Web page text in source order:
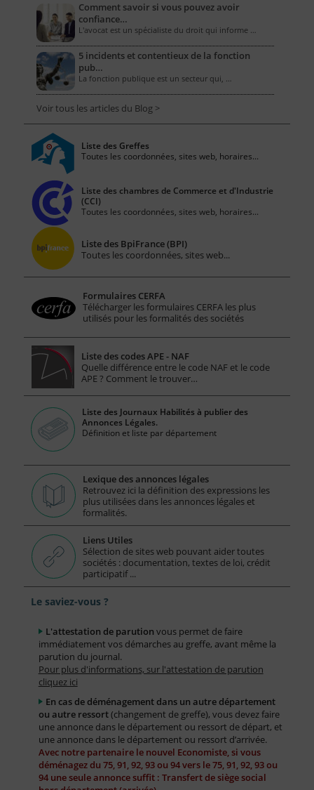
Comment savoir si vous pouvez avoir
confiance…
L'avocat est un spécialiste du droit qui informe …
5 incidents et contentieux de la fonction
pub…
La fonction publique est un secteur qui, …
Voir tous les articles du Blog >
Liste des Greffes
Toutes les coordonnées, sites web, horaires...
Liste des chambres de Commerce et d'Industrie
(CCI)
Toutes les coordonnées, sites web, horaires...
Liste des BpiFrance (BPI)
Toutes les coordonnées, sites web...
Formulaires CERFA
Télécharger les formulaires CERFA les plus
utilisés pour les formalités des sociétés
Liste des codes APE - NAF
Quelle différence entre le code NAF et le code
APE ? Comment le trouver…
Liste des Journaux Habilités à publier des
Annonces Légales.
Définition et liste par département
Lexique des annonces légales
Retrouvez ici la définition des expressions les
plus utilisées dans les annonces légales et
formalités.
Liens Utiles
Sélection de sites web pouvant aider toutes
sociétés : documentation, textes de loi, crédit
participatif ...
Le saviez-vous ?
L'attestation de parution vous permet de faire
immédiatement vos démarches au greffe, avant même la
parution du journal.
Pour plus d'informations, sur l'attestation de parution
cliquez ici
En cas de déménagement dans un autre département
ou autre ressort(changement de greffe), vous devez faire
une annonce dans le département ou ressort de départ, et
une annonce dans le département ou ressort d’arrivée.
Avec notre partenaire le nouvel Economiste, si vous
déménagez du 75, 91, 92, 93 ou 94 vers le 75, 91, 92, 93 ou
94 une seule annonce suffit : Transfert de siège social